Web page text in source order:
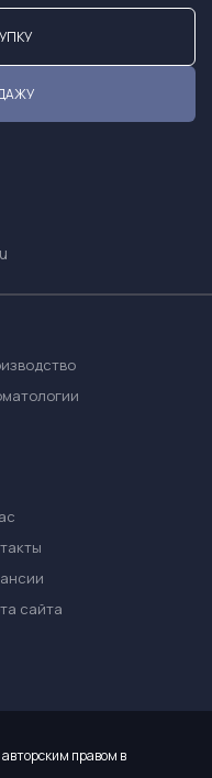
сайта
правом в